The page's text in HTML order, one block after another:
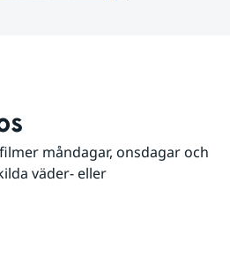
måndagar, onsdagar och
väder- eller